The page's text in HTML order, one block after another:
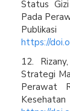
Status
Pada
Publikasi
https://
12.
Strategi
Perawat